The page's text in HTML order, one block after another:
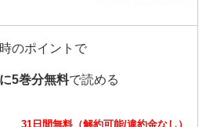
のポイントで
5巻分無料で読める
31日間無料（解約可能/違約金なし）